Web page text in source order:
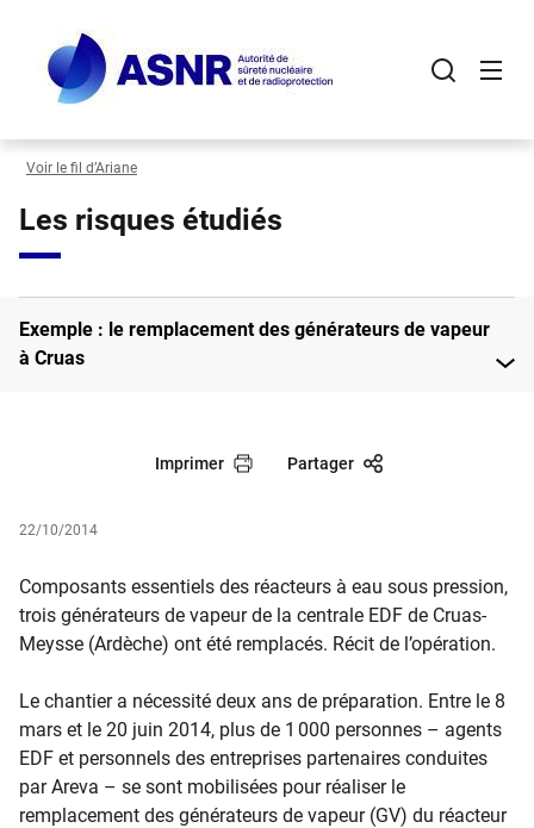
contenu
principal
Voir le fil d’Ariane
Les risques étudiés
Exemple : le remplacement des générateurs de vapeur
à Cruas
Imprimer Partager
22/10/2014
Composants essentiels des réacteurs à eau sous pression,
trois générateurs de vapeur de la centrale EDF de Cruas-
Meysse (Ardèche) ont été remplacés. Récit de l’opération.
Le chantier a nécessité deux ans de préparation. Entre le 8
mars et le 20 juin 2014, plus de 1 000 personnes – agents
EDF et personnels des entreprises partenaires conduites
par Areva – se sont mobilisées pour réaliser le
remplacement des générateurs de vapeur (GV) du réacteur